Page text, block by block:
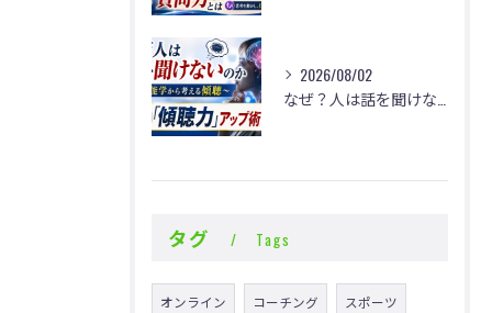
2026/08/02
なぜ？人は話を聞けないのか
タグ Tags
オンライン コーチング スポーツ